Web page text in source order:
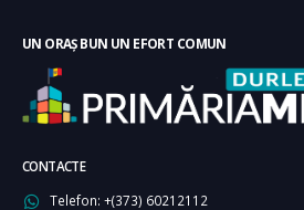
UN ORAȘ BUN UN EFORT COMUN
CONTACTE
Telefon: +(373) 60212112